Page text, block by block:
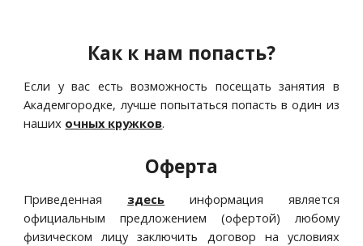
Как к нам попасть?
Если у вас есть возможность посещать занятия в
Академгородке, лучше попытаться попасть в один из
наших очных кружков.
Оферта
Приведенная здесь информация является
официальным предложением (офертой) любому
физическом лицу заключить договор на условиях